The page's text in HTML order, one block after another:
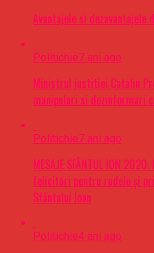
Avantajele si
Politichie7 ani ago
Ministrul justitiei Catalin
manipulari si dezinformari
Politichie7 ani ago
MESAJE SFÂNTUL ION
felicitări pentru rudele şi
Sfântului Ioan
Politichie4 ani ago